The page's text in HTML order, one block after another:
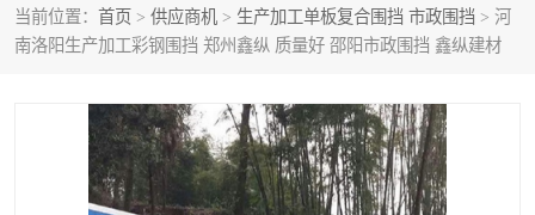
当前位置： 首页 > 供应商机 > 生产加工单板复合围挡 市政围挡 > 河
南洛阳生产加工彩钢围挡 郑州鑫纵 质量好 邵阳市政围挡 鑫纵建材
建筑围挡 楼层板
岩棉板 钢结构配件
彩钢板